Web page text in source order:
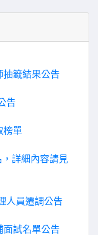
抽籤結果公告
告
榜單
詳細內容請見
人員遷調公告
面試名單公告